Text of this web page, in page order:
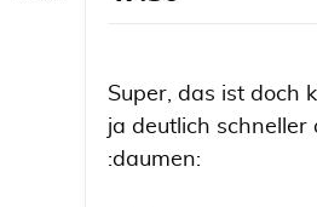
Super, das ist doch
ja deutlich schneller
:daumen: